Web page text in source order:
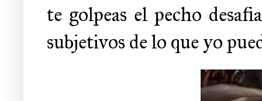
te golpeas el pecho
subjetivos de lo que yo